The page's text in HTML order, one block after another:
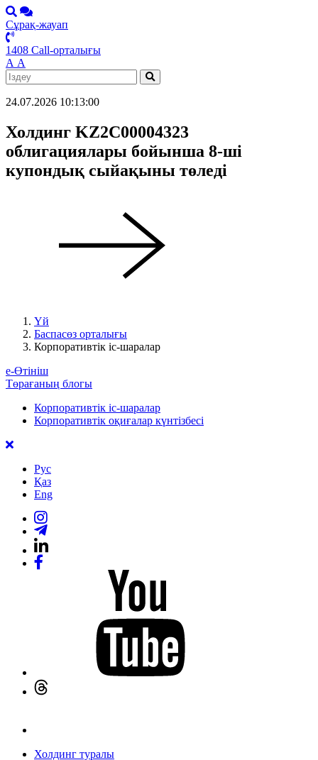
Сұрақ-жауап
1408 Call-орталығы
А А
24.07.2026 10:13:00
Холдинг KZ2C00004323
облигациялары бойынша 8-ші
купондық сыйақыны төледі
Үй
Баспасөз орталығы
Корпоративтік іс-шаралар
е-Өтініш
Төрағаның блогы
Корпоративтік іс-шаралар
Корпоративтік оқиғалар күнтізбесі
Рус
Қаз
Eng
Холдинг туралы